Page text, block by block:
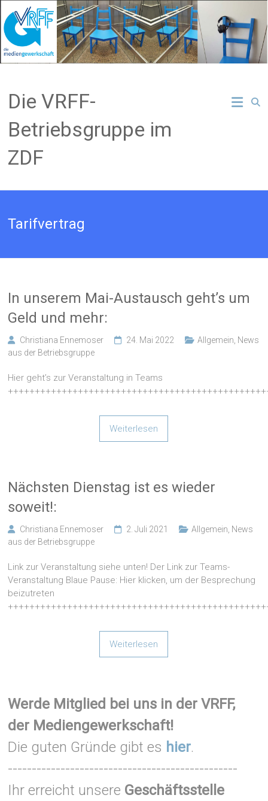
Inhalt
springen
Die VRFF-
Betriebsgruppe im
ZDF
Tarifvertrag
In unserem Mai-Austausch geht’s um
Geld und mehr:
Christiana Ennemoser 24. Mai 2022 Allgemein News
aus der Betriebsgruppe
Hier geht’s zur Veranstaltung in Teams
Weiterlesen
Nächsten Dienstag ist es wieder
soweit!:
Christiana Ennemoser 2. Juli 2021 Allgemein News
aus der Betriebsgruppe
Link zur Veranstaltung siehe unten! Der Link zur Teams-
Veranstaltung Blaue Pause: Hier klicken, um der Besprechung
beizutreten
Weiterlesen
Werde Mitglied bei uns in der VRFF,
der Mediengewerkschaft!
Die guten Gründe gibt es hier.
------------------------------------------------
Ihr erreicht unsere Geschäftsstelle